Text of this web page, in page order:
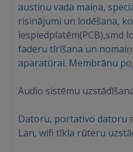
austiņu vada maiņa,
risinājumi un lodēšana,
iespiedplatēm(PCB),smd
faderu tīrīšana un
aparatūrai. Membrānu
Audio sistēmu
Datoru, portativo datoru
Lan, wifi tīkla rūteru